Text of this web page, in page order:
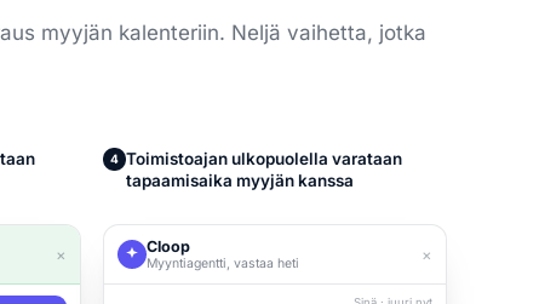
myyjän kalenteriin. Neljä vaihetta, jotka
×
4 Toimistoajan ulkopuolella varataan
tapaamisaika myyjän kanssa
Cloop
Myyntiagentti, vastaa heti ×